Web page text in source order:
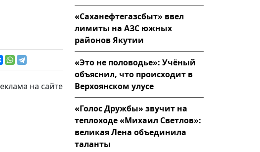
на сайте
«Саханефтегазсбыт» ввел
лимиты на АЗС южных
районов Якутии
«Это не половодье»: Учёный
объяснил, что происходит в
Верхоянском улусе
«Голос Дружбы» звучит на
теплоходе «Михаил Светлов»:
великая Лена объединила
таланты